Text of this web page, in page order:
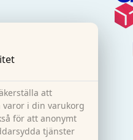
att
i din varukorg
för att anonymt
tjänster